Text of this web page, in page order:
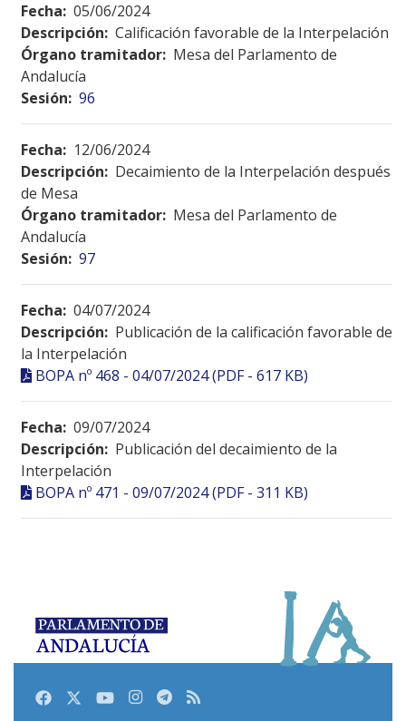
Fecha: 05/06/2024
Descripción: Calificación favorable de la Interpelación
Órgano tramitador: Mesa del Parlamento de
Andalucía
Sesión: 96
Fecha: 12/06/2024
Descripción: Decaimiento de la Interpelación después
de Mesa
Órgano tramitador: Mesa del Parlamento de
Andalucía
Sesión: 97
Fecha: 04/07/2024
Descripción: Publicación de la calificación favorable de
la Interpelación
BOPA nº 468 - 04/07/2024 (PDF - 617 KB)
Fecha: 09/07/2024
Descripción: Publicación del decaimiento de la
Interpelación
BOPA nº 471 - 09/07/2024 (PDF - 311 KB)
FacebookTwitterYoutubeInstagram
Telegram
RSS